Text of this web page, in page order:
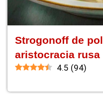
Strogonoff de
aristocracia rusa
4.5 (94)